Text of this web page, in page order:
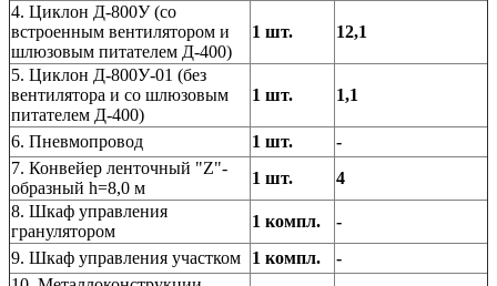
4. Циклон Д-800У (со
встроенным вентилятором и
шлюзовым питателем Д-400)
1 шт. 12,1
5. Циклон Д-800У-01 (без
вентилятора и со шлюзовым
питателем Д-400)
1 шт. 1,1
6. Пневмопровод 1 шт.
-
7. Конвейер ленточный "Z"-
образный h=8,0 м
1 шт.
4
8. Шкаф управления
гранулятором
1 компл.
-
9. Шкаф управления участком
1 компл.
-